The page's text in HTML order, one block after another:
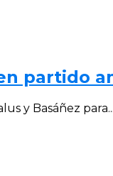
partido
y Basáñez para...